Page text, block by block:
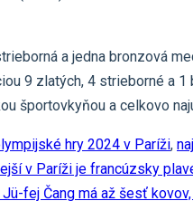
a jedna bronzová
9 zlatých, 4 strieborné a
športovkyňou a celkovo
hry 2024 v Paríži,
v Paríži je francúzsky
fej Čang má až šesť